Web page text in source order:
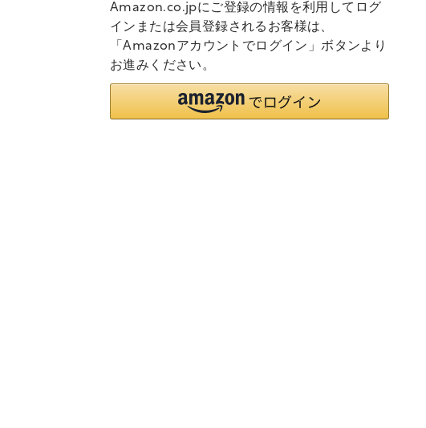
Amazon.co.jpにご登録の情報を利用してログ
インまたは会員登録されるお客様は、
「Amazonアカウントでログイン」ボタンより
お進みください。